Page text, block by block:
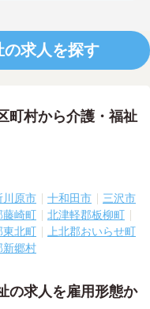
求人を探す
町村から介護・福祉
川原市 十和田市
三沢市
藤崎町
北津軽郡板柳町
東北町
上北郡おいらせ町
新郷村
の求人を雇用形態か